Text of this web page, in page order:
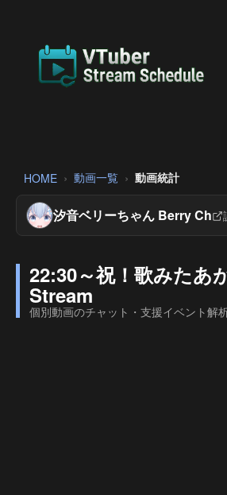
HOME 動画一覧 動画統計
汐音ベリーちゃん Berry Ch
22:30～祝！歌みたあ
Stream
個別動画のチャット・支援イベント解